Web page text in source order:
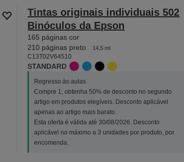
Tintas originais individuais 502
Binóculos da Epson
165 páginas cor
210 páginas preto
14,5 ml
C13T02V64510
STANDARD
Regresso às aulas
Compre 1, obtenha 50% de desconto no segundo
artigo em produtos elegíveis. Desconto aplicável
apenas ao artigo mais barato.
Esta oferta é válida até 30/08/2026. Desconto
aplicável no máximo a 3 unidades por produto, por
encomenda.